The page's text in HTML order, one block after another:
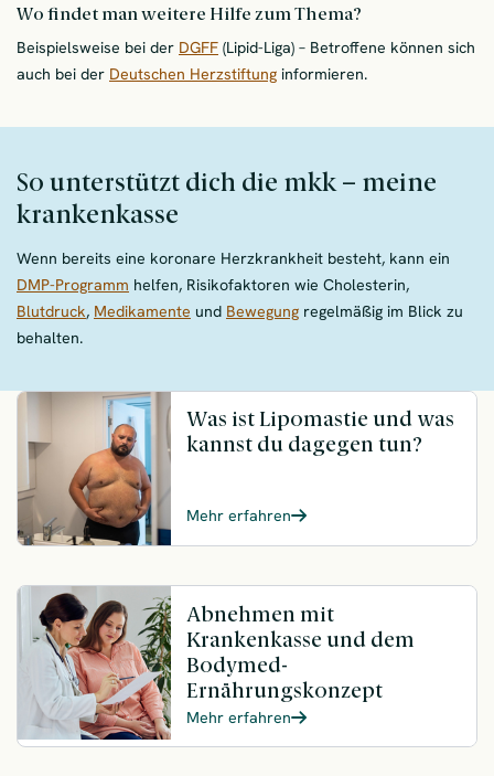
Wo findet man weitere Hilfe zum Thema?
Beispielsweise bei der DGFF (Lipid-Liga) – Betroffene können sich
auch bei der Deutschen Herzstiftung informieren.
So unterstützt dich die mkk – meine
krankenkasse
Wenn bereits eine koronare Herzkrankheit besteht, kann ein
DMP-Programm helfen, Risikofaktoren wie Cholesterin,
Blutdruck, Medikamente und Bewegung regelmäßig im Blick zu
behalten.
Was ist Lipomastie und was
kannst du dagegen tun?
Mehr erfahren
Abnehmen mit
Krankenkasse und dem
Bodymed-
Ernährungskonzept
Mehr erfahren